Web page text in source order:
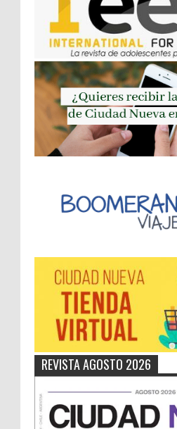
REVISTA AGOSTO 2026